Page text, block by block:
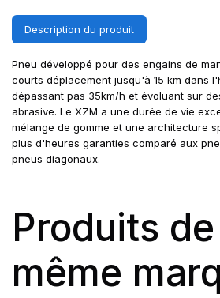
Description du produit
Pneu développé pour des engains de
courts déplacement jusqu'à 15 km dans
dépassant pas 35km/h et évoluant sur
abrasive. Le XZM a une durée de vie
mélange de gomme et une architecture
plus d'heures garanties comparé aux
pneus diagonaux.
Produits
même